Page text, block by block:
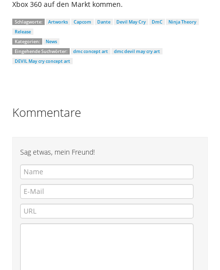
Xbox 360 auf den Markt kommen.
Schlagworte: Artworks Capcom Dante Devil May Cry DmC
Ninja Theory
Release
Kategorien:
News
Eingehende Suchwörter:
dmc concept art
dmc devil may cry art
DEVIL May cry concept art
Kommentare
Sag etwas, mein Freund!